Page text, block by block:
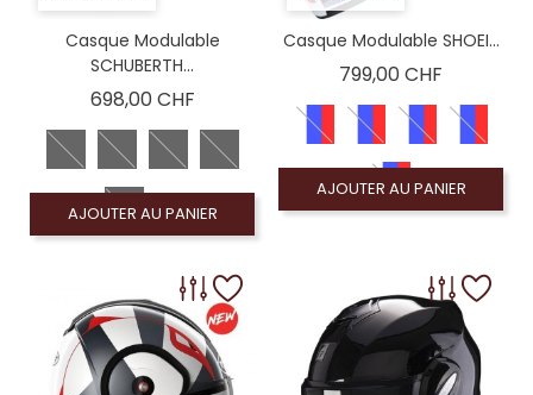
Casque Modulable
SCHUBERTH...
698,00 CHFPrix
AJOUTER AU PANIER
Casque Modulable SHOEI...
799,00 CHF
AJOUTER AU PANIER